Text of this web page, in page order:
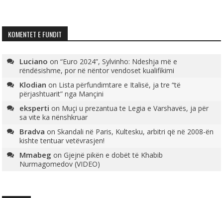
KOMENTET E FUNDIT
Luciano on“Euro 2024”, Sylvinho: Ndeshja më e
rëndësishme, por në nëntor vendoset kualifikimi
Klodian on Lista përfundimtare e Italisë, ja tre “të
përjashtuarit” nga Mançini
eksperti on Muçi u prezantua te Legia e Varshavës, ja për
sa vite ka nënshkruar
Bradva onSkandali në Paris, Kultesku, arbitri që në 2008-ën
kishte tentuar vetëvrasjen!
Mmabeg onGjejnë pikën e dobët të Khabib
Nurmagomedov (VIDEO)